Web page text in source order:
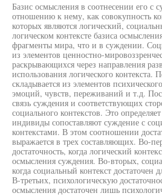
Базис осмысления в соотнесении его с
отношению к нему, как совокупность
которых являются логический,
логическом контексте базиса
фрагменты мира, что и в суждении.
из элементов ценностно-
раскрывающихся через направления
использования логического контекста.
складывается из элементов
эмоций, чувств, переживаний и т.д.
связь суждения и соответствующих
социального контекстов. Это
индивиды сопоставляют суждение с
контекстами. В этом соотношении
выражается в трех составляющих. Во-
достаточность, когда логический
осмысления суждения. Во-вторых,
когда социальный контекст достаточен
В-третьих, психологическую
осмысления достаточен лишь